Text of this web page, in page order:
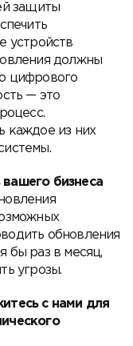
защиты
устройств
должны
цифрового
— это
каждое из них
бизнеса
обновления
бы раз в месяц,
угрозы.
с нами для